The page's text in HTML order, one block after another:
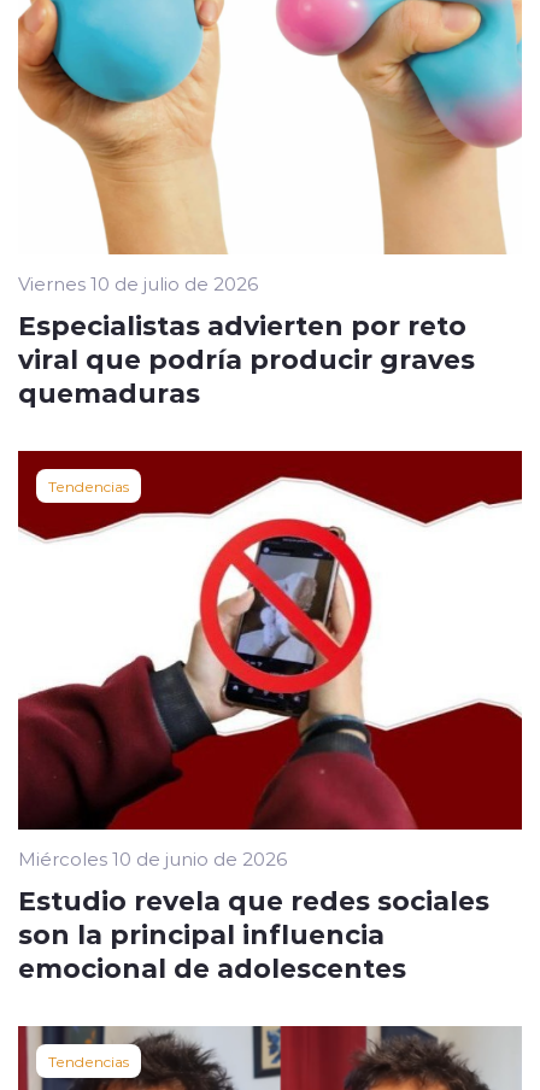
Viernes 10 de julio de 2026
Especialistas advierten por reto
viral que podría producir graves
quemaduras
Tendencias
Miércoles 10 de junio de 2026
Estudio revela que redes sociales
son la principal influencia
emocional de adolescentes
Tendencias